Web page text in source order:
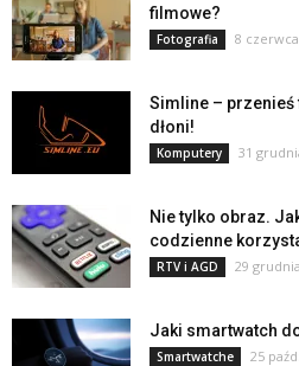
filmowe?
Fotografia 8
Simline –
dłoni!
Komputery 31
Nie tylko obraz.
codzienne
RTV i AGD 29
Jaki smartwatch
Smartwatche 25